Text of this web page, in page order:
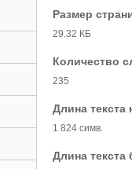
Размер
29.32 КБ
Количество
235
Длина текста
1 824 симв.
Длина текста